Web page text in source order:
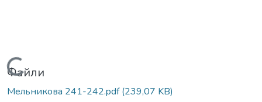
Вантажиться...
Файли
Мельникова 241-242.pdf(239,07 KB)